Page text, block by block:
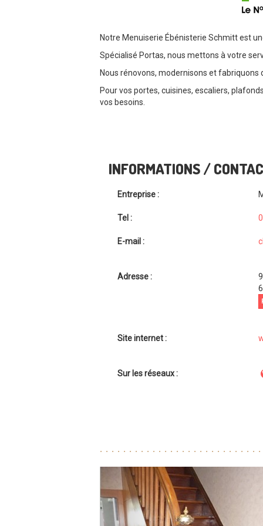
Notre Menuiserie Ébénisterie Schmitt est
Spécialisé Portas, nous mettons à votre
Nous rénovons, modernisons et fabriquons
Pour vos portes, cuisines, escaliers,
vos besoins.
INFORMATIONS /
Entreprise :
Tel :
E-mail :
Adresse :
Site internet :
Sur les réseaux :
Previous